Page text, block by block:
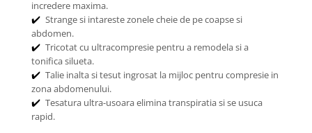
incredere maxima.
✔️ Strange si intareste zonele cheie de pe coapse si
abdomen.
✔️ Tricotat cu ultracompresie pentru a remodela si a
tonifica silueta.
✔️ Talie inalta si tesut ingrosat la mijloc pentru compresie in
zona abdomenului.
✔️ Tesatura ultra-usoara elimina transpiratia si se usuca
rapid.